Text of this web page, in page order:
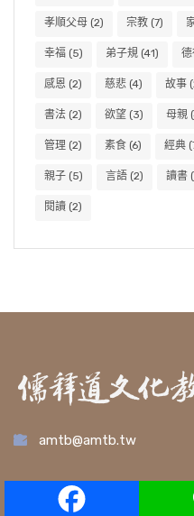
孝順父母 (2) 宗教 (7)
幸福 (5) 弟子規 (41)
感恩 (2) 慈悲 (4) 故事
書法 (2) 欲望 (3) 母親
管理 (2) 素食 (6) 經典
親子 (5) 言語 (2) 讀書
閱讀 (2)
amtb@amtb.tw
熱門學習主題